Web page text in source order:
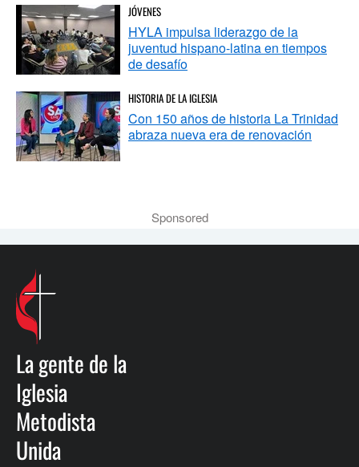
JÓVENES
HYLA impulsa liderazgo de la
juventud hispano-latina en tiempos
de desafío
HISTORIA DE LA IGLESIA
Con 150 años de historia La Trinidad
abraza nueva era de renovación
Sponsored
La gente de la
Iglesia
Metodista
Unida